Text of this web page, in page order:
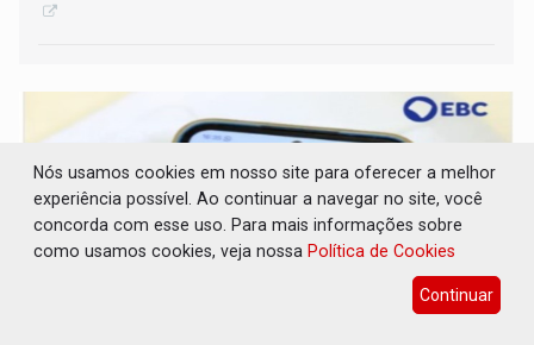
Nós usamos cookies em nosso site para oferecer a melhor
experiência possível. Ao continuar a navegar no site, você
concorda com esse uso. Para mais informações sobre
como usamos cookies, veja nossa Política de Cookies
Continuar